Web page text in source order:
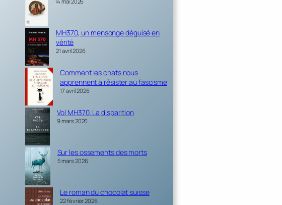
MH370, un mensonge déguisé en
vérité
21 avril 2026
Comment les chats nous
apprennent à résister au fascisme
17 avril 2026
Vol MH370. La disparition
9 mars 2026
Sur les ossements des morts
5 mars 2026
Le roman du chocolat suisse
22 février 2026